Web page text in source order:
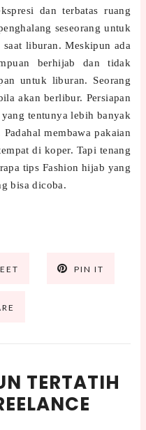
dan terbatas ruang
seseorang untuk
liburan. Meskipun ada
berhijab dan tidak
untuk liburan. Seorang
akan berlibur. Persiapan
tentunya lebih banyak
membawa pakaian
di koper. Tapi tenang
tips Fashion hijab yang
bisa dicoba.
PIN IT
TERTATIH